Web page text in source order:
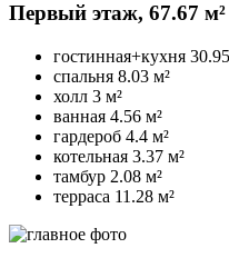
Первый этаж, 67.67 м²
гостинная+кухня
спальня 8.03 м²
холл 3 м²
ванная 4.56 м²
гардероб 4.4 м²
котельная 3.37 м²
тамбур 2.08 м²
терраса 11.28 м²